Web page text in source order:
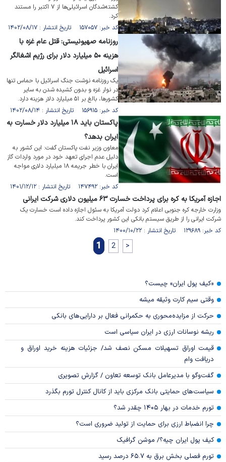
کشته‌شدگان اسرائیلی‌ها از ۷ اکتبر را مستند
کرد.
کد خبر: ۱۵۷۰۵۷ تاریخ انتشار : ۱۴۰۲/۰۸/۱۷
روزنامه صهیونیستی: قتل عام غزه با
هزینه ۵۰ میلیارد دلار برای رژیم اشغالگر
اسرائیل
یک روزنامه نوشت جنگ اسرائیل با حماس تنها
در نوار غزه و بدون کشیده شدن به سایر
کشورها، بالغ بر ۵۱ میلیارد دلار هزینه دارد.
کد خبر: ۱۵۶۹۱۵ تاریخ انتشار : ۱۴۰۲/۰۸/۱۴
پاکستان باید ۱۸ میلیارد دلار خسارت به
ایران بدهد؟
معاون وزیر نفت پاکستان گفت: این کشور به
دلیل عدم اجرای تعهد خود در مورد واردات گاز
ایران با خطر جریمه ۱۸ میلیارد دلاری مواجه
است.
کد خبر: ۱۴۷۴۹۲ تاریخ انتشار : ۱۴۰۱/۱۲/۱۲
اجازه آمریکا به کره برای پرداخت خسارت ۶۳ میلیون دلاری شرکت ایرانی
وزارت خارجه کره جنوبی اعلام کرد دولت آمریکا به سئول اجازه داده است خسارت یک
شرکت ایرانی را از طریق سیستم بانکی این کشور پرداخت کند.
کد خبر: ۱۲۹۶۸۹ تاریخ انتشار : ۱۴۰۰/۱۰/۲۲
1 2 >
«کیف پول ایران» چیست؟
وقتی سیم کارت وثیقه میشه
حرکت از مزایده‌محوری به حکمرانی فعال بر دارایی‌های بانکی
ریشه نوسانات ارزی در ایران سیاسی است
قیمت اوراق تسهیلات مسکن نصف شد/ جزئیات هزینه خرید اوراق و
دریافت وام
گفت‌وگو با مدیرعامل بانک توسعه تعاون / گزارش تصویری
سیاست‌های حمایتی بانک مرکزی باید از کانال کنترل تورم بگذرد
تورم خدمات در بهار ۱۴۰۵ چقدر شد؟
چرا انضباط ارزی برای حمایت از تولید ضروری است؟
کیف پول ایران چیه؟/ موشن گرافیک
تورم فصلی بخش برق به ۶۵.۷ درصد رسید